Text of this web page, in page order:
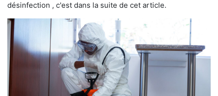
désinfection , c'est dans la suite de cet article.